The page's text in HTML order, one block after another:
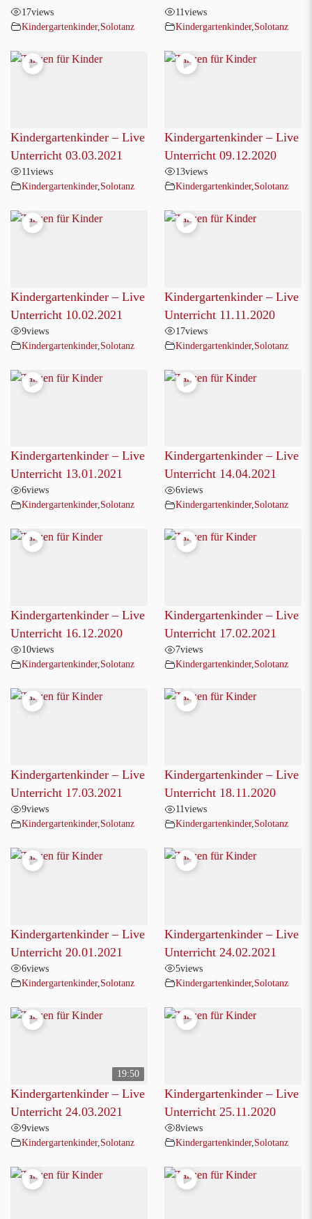
17views
Kindergartenkinder, Solotanz
11views
Kindergartenkinder, Solotanz
Kindergartenkinder – Live
Unterricht 03.03.2021
11views
Kindergartenkinder, Solotanz
Kindergartenkinder – Live
Unterricht 09.12.2020
13views
Kindergartenkinder, Solotanz
Kindergartenkinder – Live
Unterricht 10.02.2021
9views
Kindergartenkinder, Solotanz
Kindergartenkinder – Live
Unterricht 11.11.2020
17views
Kindergartenkinder, Solotanz
Kindergartenkinder – Live
Unterricht 13.01.2021
6views
Kindergartenkinder,Solotanz
Kindergartenkinder – Live
Unterricht 14.04.2021
6views
Kindergartenkinder,Solotanz
Kindergartenkinder – Live
Unterricht 16.12.2020
10views
Kindergartenkinder, Solotanz
Kindergartenkinder – Live
Unterricht 17.02.2021
7views
Kindergartenkinder, Solotanz
Kindergartenkinder – Live
Unterricht 17.03.2021
9views
Kindergartenkinder, Solotanz
Kindergartenkinder – Live
Unterricht 18.11.2020
11views
Kindergartenkinder, Solotanz
Kindergartenkinder – Live
Unterricht 20.01.2021
6views
Kindergartenkinder, Solotanz
Kindergartenkinder – Live
Unterricht 24.02.2021
5views
Kindergartenkinder, Solotanz
19:50
Kindergartenkinder – Live
Unterricht 24.03.2021
9views
Kindergartenkinder, Solotanz
Kindergartenkinder – Live
Unterricht 25.11.2020
8views
Kindergartenkinder, Solotanz